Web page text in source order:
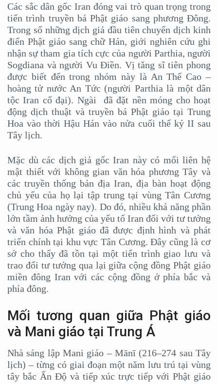
Các sắc dân gốc Iran đóng vai trò quan trọng trong
tiến trình truyền bá Phật giáo sang phương Đông.
Trong số những dịch giả đầu tiên chuyển dịch kinh
điển Phật giáo sang chữ Hán, giới nghiên cứu ghi
nhận sự tham gia tích cực của người Parthia, người
Sogdiana và người Vu Điền. Vị tăng sĩ tiên phong
được biết đến trong nhóm này là An Thế Cao –
hoàng tử nước An Tức (người Parthia là một dân
tộc Iran cổ đại). Ngài đã đặt nền móng cho hoạt
động dịch thuật và truyền bá Phật giáo tại Trung
Hoa vào thời Hậu Hán vào nửa cuối thế kỷ II sau
Tây lịch.
Mặc dù các dịch giả gốc Iran này có mối liên hệ
mật thiết với không gian văn hóa phương Tây và
các truyền thống bản địa Iran, địa bàn hoạt động
chủ yếu của họ lại tập trung tại vùng Tân Cương
(Trung Hoa ngày nay). Do đó, nhiều khả năng phần
lớn tầm ảnh hưởng của yếu tố Iran đối với tư tưởng
và văn hóa Phật giáo đã được định hình và phát
triển chính tại khu vực Tân Cương. Đây cũng là cơ
sở cho thấy đã tồn tại một tiến trình giao lưu và
trao đổi tư tưởng qua lại giữa cộng đồng Phật giáo
miền đông Iran với các cộng đồng ở phía bắc và
phía đông.
Mối tương quan giữa Phật giáo
và Mani giáo tại Trung Á
Nhà sáng lập Mani giáo – Mānī (216–274 sau Tây
lịch) – từng có giai đoạn một năm lưu trú tại vùng
tây bắc Ấn Độ và tiếp xúc trực tiếp với Phật giáo